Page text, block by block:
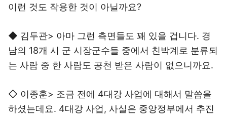
이런 것도 작용한 것이 아닐까요?
◆ 김두관> 아마 그런 측면들도 꽤 있을 겁니다. 경
남의 18개 시 군 시장군수들 중에서 친박계로 분류되
는 사람 중 한 사람도 공천 받은 사람이 없으니까요.
◇ 이종훈> 조금 전에 4대강 사업에 대해서 말씀을
하셨는데요. 4대강 사업, 사실은 중앙정부에서 추진